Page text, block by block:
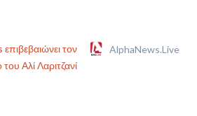
επιβεβαιώνει τον
Αλί Λαριτζανί
AlphaNews.Live